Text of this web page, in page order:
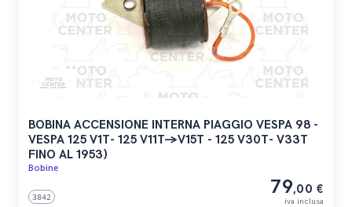
BOBINA ACCENSIONE INTERNA PIAGGIO VESPA 98 -
VESPA 125 V1T- 125 V11T->V15T - 125 V30T- V33T
FINO AL 1953)
Bobine
3842 79,00 €
iva inclusa